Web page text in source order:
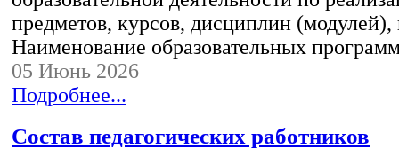
предметов, курсов, дисциплин (модулей),
Наименование образовательных
05 Июнь 2026
Подробнее...
Состав педагогических работников